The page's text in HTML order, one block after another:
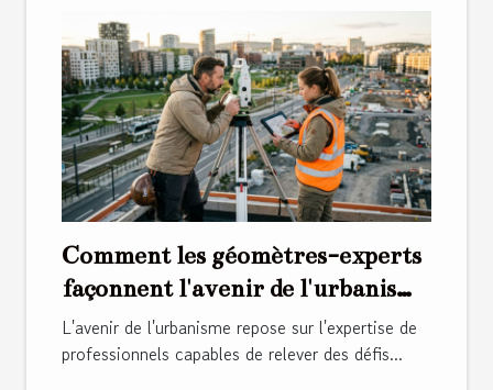
Comment les géomètres-experts
façonnent l'avenir de l'urbanisme
?
L'avenir de l'urbanisme repose sur l'expertise de
professionnels capables de relever des défis...